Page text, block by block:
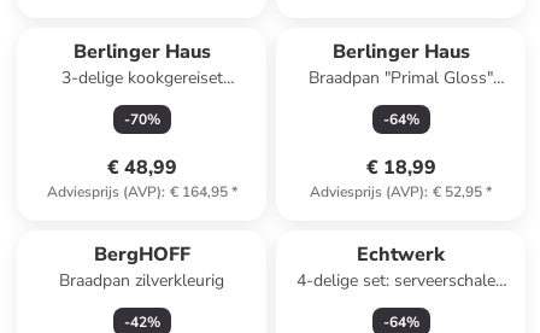
Berlinger Haus
3-delige kookgereiset
"Metallic Line" bordeaux
-70%
€ 48,99
Adviesprijs (AVP): € 164,95*
Berlinger Haus
Braadpan "Primal Gloss"
zwart - Ø 24 cm
-64%
€ 18,99
Adviesprijs (AVP): € 52,95*
BergHOFF
Braadpan zilverkleurig
-42%
Echtwerk
4-delige set: serveerschalen
met deksel zwart/lichtbruin
-64%